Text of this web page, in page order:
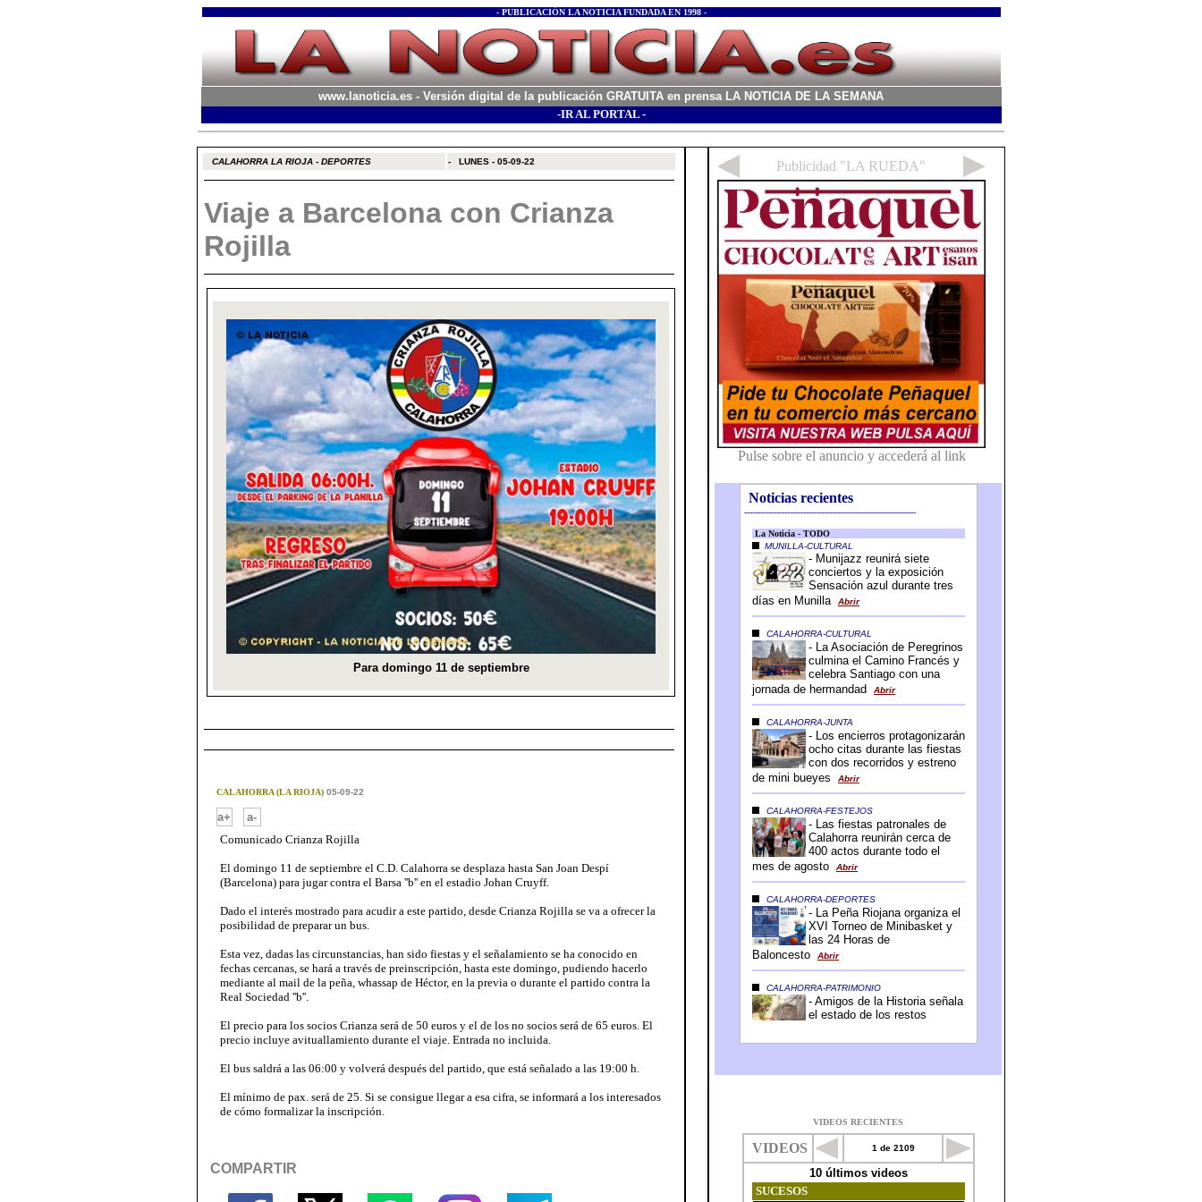
- PUBLICACIÓN LA NOTICIA FUNDADA EN 1998 -
www.lanoticia.es - Versión digital de la publicación GRATUITA en prensa LA NOTICIA DE LA SEMANA
-IR AL PORTAL -
CALAHORRA LA RIOJA - DEPORTES - LUNES - 05-09-22
Viaje a Barcelona con Crianza
Rojilla
CALAHORRA (LA RIOJA)05-09-22
a+
a-
Comunicado Crianza Rojilla
El domingo 11 de septiembre el C.D. Calahorra se desplaza hasta San Joan Despí
(Barcelona) para jugar contra el Barsa ''b'' en el estadio Johan Cruyff.
Dado el interés mostrado para acudir a este partido, desde Crianza Rojilla se va a ofrecer la
posibilidad de preparar un bus.
Esta vez, dadas las circunstancias, han sido fiestas y el señalamiento se ha conocido en
fechas cercanas, se hará a través de preinscripción, hasta este domingo, pudiendo hacerlo
mediante al mail de la peña, whassap de Héctor, en la previa o durante el partido contra la
Real Sociedad ''b''.
El precio para los socios Crianza será de 50 euros y el de los no socios será de 65 euros. El
precio incluye avituallamiento durante el viaje. Entrada no incluida.
El bus saldrá a las 06:00 y volverá después del partido, que está señalado a las 19:00 h.
El mínimo de pax. será de 25. Si se consigue llegar a esa cifra, se informará a los interesados
de cómo formalizar la inscripción.
COMPARTIR
Noticias recientes
-----------------------------------------------------------------
VIDEOS RECIENTES